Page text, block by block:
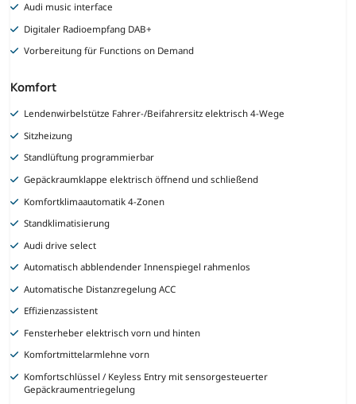
Audi music interface
Digitaler Radioempfang DAB+
Vorbereitung für Functions on Demand
Komfort
Lendenwirbelstütze Fahrer-/Beifahrersitz elektrisch 4-Wege
Sitzheizung
Standlüftung programmierbar
Gepäckraumklappe elektrisch öffnend und schließend
Komfortklimaautomatik 4-Zonen
Standklimatisierung
Audi drive select
Automatisch abblendender Innenspiegel rahmenlos
Automatische Distanzregelung ACC
Effizienzassistent
Fensterheber elektrisch vorn und hinten
Komfortmittelarmlehne vorn
Komfortschlüssel / Keyless Entry mit sensorgesteuerter
Gepäckraumentriegelung